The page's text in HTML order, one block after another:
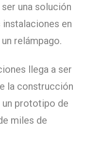
una solución
instalaciones en
relámpago.
llega a ser
la construcción
prototipo de
miles de